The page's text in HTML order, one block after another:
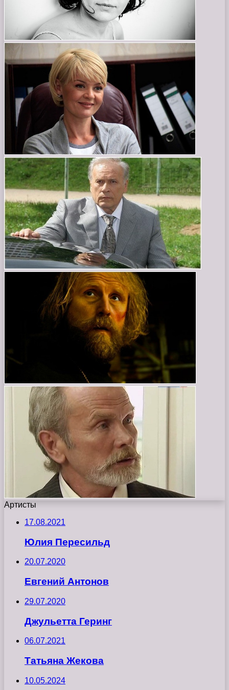
Артисты
17.08.2021
Юлия Пересильд
20.07.2020
Евгений Антонов
29.07.2020
Джульетта Геринг
06.07.2021
Татьяна Жекова
10.05.2024